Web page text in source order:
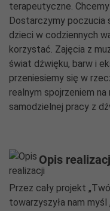
terapeutyczne.
Dostarczymy poczucia
dzieci w codziennych
korzystać. Zajęcia z
świat dźwięku, barw i
przeniesiemy się w
realnym spojrzeniem
samodzielnej pracy z
Opis
Przez cały projekt
towarzyszyła nam